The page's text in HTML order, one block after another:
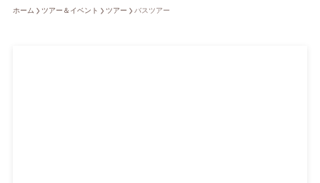
ホーム ツアー＆イベント ツアー バスツアー